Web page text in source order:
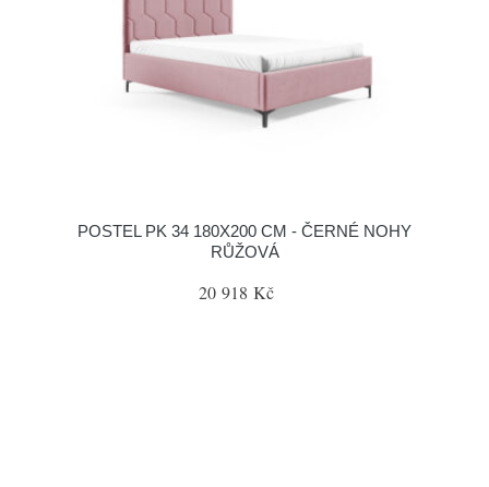
POSTEL PK 34 180X200 CM - ČERNÉ NOHY
RŮŽOVÁ
20 918 Kč